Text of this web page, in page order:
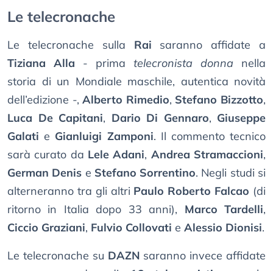
Le telecronache
Le telecronache sulla Rai saranno affidate a
Tiziana Alla - prima telecronista donna nella
storia di un Mondiale maschile, autentica novità
dell’edizione -,Alberto Rimedio, Stefano Bizzotto,
Luca De Capitani, Dario Di Gennaro, Giuseppe
Galati e Gianluigi Zamponi. Il commento tecnico
sarà curato da Lele Adani, Andrea Stramaccioni,
German Denis e Stefano Sorrentino. Negli studi si
alterneranno tra gli altri Paulo Roberto Falcao (di
ritorno in Italia dopo 33 anni), Marco Tardelli,
Ciccio Graziani, Fulvio Collovati e Alessio Dionisi.
Le telecronache su DAZN saranno invece affidate